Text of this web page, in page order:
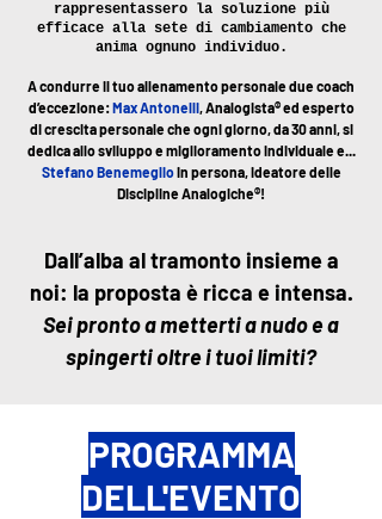
rappresentassero la soluzione più
efficace alla sete di cambiamento che
anima ognuno individuo.
A condurre il tuo allenamento personale due coach
d’eccezione:Max Antonelli, Analogista® ed esperto
di crescita personale che ogni giorno, da 30 anni, si
dedica allo sviluppo e miglioramento individuale e...
Stefano Benemeglioin persona, ideatore delle
Discipline Analogiche®!
Dall’alba al tramonto insieme a
noi: la proposta è ricca e intensa.
Sei pronto a metterti a nudo e a
spingerti oltre i tuoi limiti?
PROGRAMMA
DELL'EVENTO